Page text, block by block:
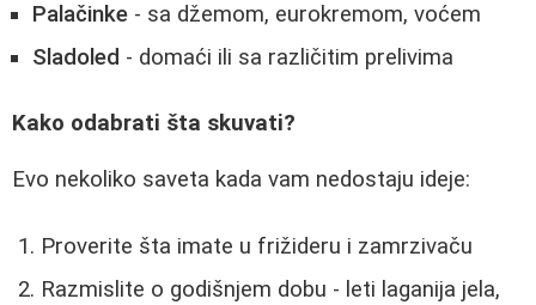
Palačinke - sa džemom, eurokremom, voćem
Sladoled - domaći ili sa različitim prelivima
Kako odabrati šta skuvati?
Evo nekoliko saveta kada vam nedostaju ideje:
Proverite šta imate u frižideru i zamrzivaču
Razmislite o godišnjem dobu - leti laganija jela,